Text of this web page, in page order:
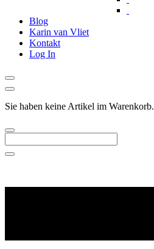
Blog
Karin van Vliet
Kontakt
Log In
Sie haben keine Artikel im Warenkorb.